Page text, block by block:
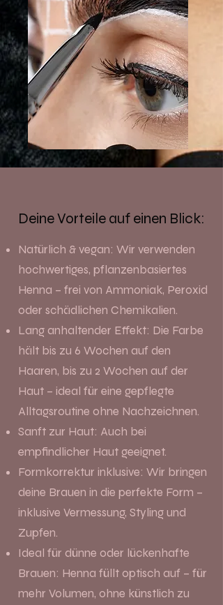
Natürlich & vegan: Wir verwenden
hochwertiges, pflanzenbasiertes
Henna – frei von Ammoniak, Peroxid
oder schädlichen Chemikalien.
Lang anhaltender Effekt: Die Farbe
hält bis zu 6 Wochen auf den
Haaren, bis zu 2 Wochen auf der
Haut – ideal für eine gepflegte
Alltagsroutine ohne Nachzeichnen.
Sanft zur Haut: Auch bei
empfindlicher Haut geeignet.
Formkorrektur inklusive: Wir bringen
deine Brauen in die perfekte Form –
inklusive Vermessung, Styling und
Zupfen.
Ideal für dünne oder lückenhafte
Brauen: Henna füllt optisch auf – für
mehr Volumen, ohne künstlich zu
Deine Vorteile auf einen Blick: